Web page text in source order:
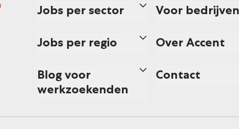
Jobs per sector
Jobs per regio
Blog voor
werkzoekenden
Voor bedrijven
Over Accent
Contact